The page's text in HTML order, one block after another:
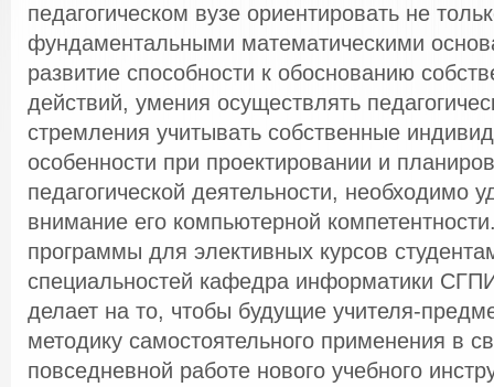
педагогическом вузе ориентировать не
фундаментальными математическими
развитие способности к обоснованию
действий, умения осуществлять
стремления учитывать собственные
особенности при проектировании и
педагогической деятельности, необходимо
внимание его компьютерной
программы для элективных курсов
специальностей кафедра информатики
делает на то, чтобы будущие учителя-
методику самостоятельного применения в
повседневной работе нового учебного